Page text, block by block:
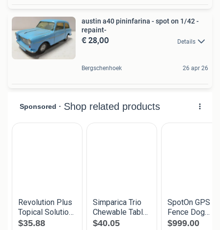
austin a40 pininfarina - spot on 1/42 -
repaint-
€ 28,00 Details
Bergschenhoek 26 apr 26